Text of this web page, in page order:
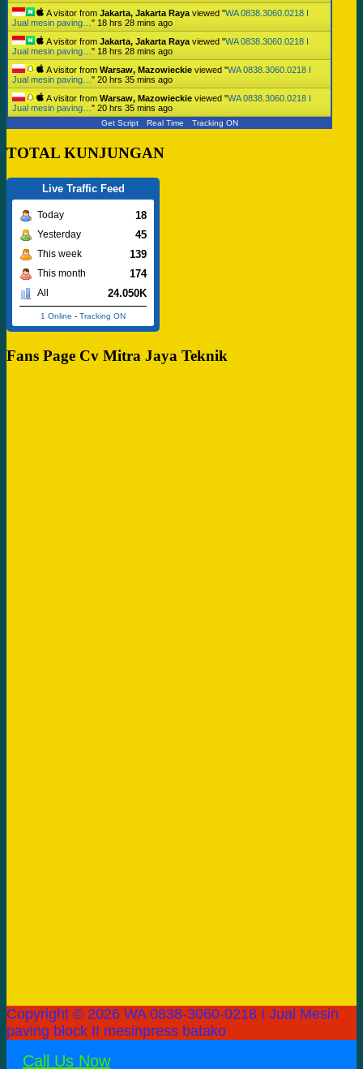
A visitor from Jakarta, Jakarta Raya viewed "WA 0838.3060.0218 I
Jual mesin paving… " 18 hrs 28 mins ago
A visitor from Jakarta, Jakarta Raya viewed "WA 0838.3060.0218 I
Jual mesin paving… " 18 hrs 28 mins ago
A visitor from Warsaw, Mazowieckie viewed "WA 0838.3060.0218 I
Jual mesin paving… " 20 hrs 35 mins ago
A visitor from Warsaw, Mazowieckie viewed "WA 0838.3060.0218 I
Jual mesin paving… " 20 hrs 35 mins ago
Get Script Real Time Tracking ON
TOTAL KUNJUNGAN
Live Traffic Feed
Today 18
Yesterday 45
This week 139
This month 174
All 24.050K
1 Online - Tracking ON
Fans Page Cv Mitra Jaya Teknik
Copyright © 2026 WA 0838-3060-0218 I Jual Mesin
paving block II mesinpress batako
Call Us Now